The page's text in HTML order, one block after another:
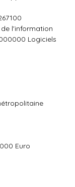
l'information
Logiciels
Euro